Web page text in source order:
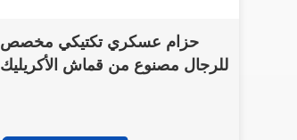
حزام عسكري تكتيكي مخصص
للرجال مصنوع من قماش الأكريليك